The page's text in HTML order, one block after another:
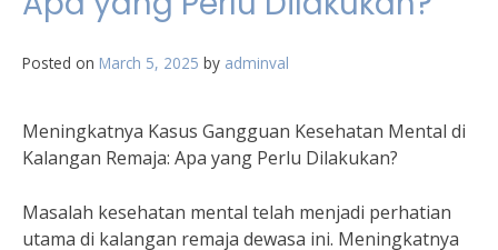
Posted on March 5, 2025 by adminval
Meningkatnya Kasus Gangguan Kesehatan Mental di
Kalangan Remaja: Apa yang Perlu Dilakukan?
Masalah kesehatan mental telah menjadi perhatian
utama di kalangan remaja dewasa ini. Meningkatnya